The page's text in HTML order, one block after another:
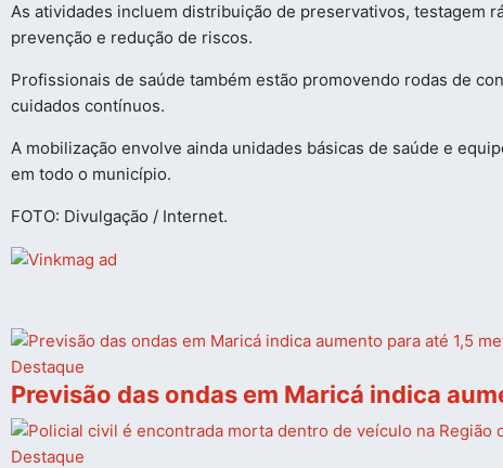
As atividades incluem distribuição de preservativos, testagem
prevenção e redução de riscos.
Profissionais de saúde também estão promovendo rodas de
cuidados contínuos.
A mobilização envolve ainda unidades básicas de saúde e
em todo o município.
FOTO: Divulgação / Internet.
Destaque
Previsão das ondas em Maricá indica
Destaque